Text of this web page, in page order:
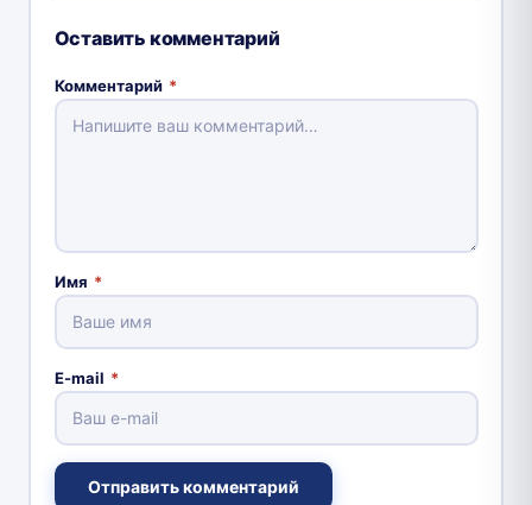
Оставить комментарий
Комментарий *
Имя *
E-mail *
Отправить комментарий